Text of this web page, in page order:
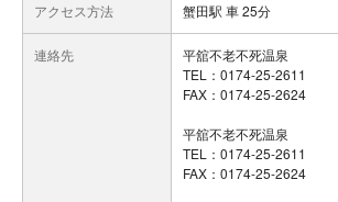
アクセス方法 蟹田駅 車 25分
連絡先
平舘不老不死温泉
TEL：0174-25-2611
FAX：0174-25-2624
平舘不老不死温泉
TEL：0174-25-2611
FAX：0174-25-2624